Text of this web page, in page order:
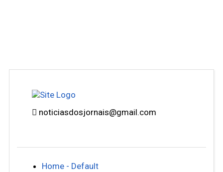
noticiasdosjornais@gmail.com
Home - Default